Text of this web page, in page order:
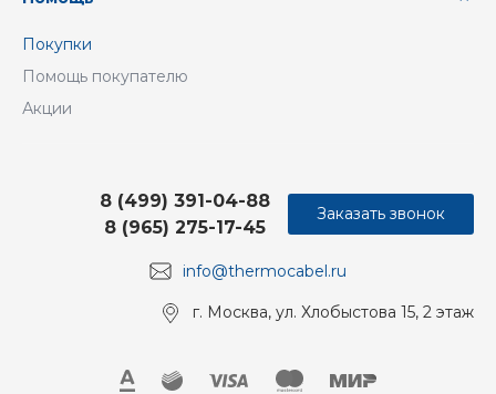
Покупки
Помощь покупателю
Акции
info@thermocabel.ru
8 (499) 391-04-88
8 (965) 275-17-45
г. Москва, ул. Хлобыстова 15, 2 этаж
Заказать звонок